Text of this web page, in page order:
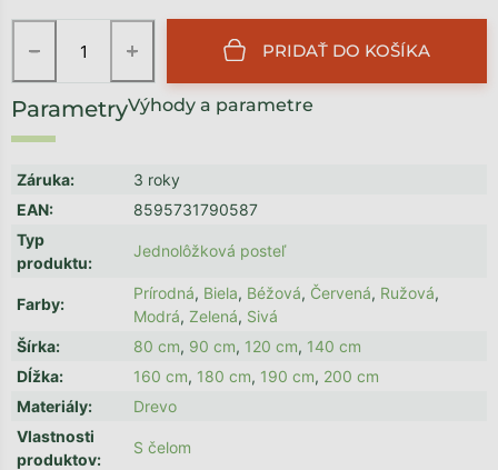
+
− PRIDAŤ DO KOŠÍKA
Výhody a parametre
Záruka:
3 roky
EAN:
8595731790587
Typ
produktu:
Jednolôžková posteľ
Farby:
Prírodná, Biela, Béžová, Červená, Ružová,
Modrá, Zelená, Sivá
Šírka: 80 cm, 90 cm, 120 cm, 140 cm
Dĺžka: 160 cm, 180 cm, 190 cm, 200 cm
Materiály:
Drevo
Vlastnosti
produktov:
S čelom